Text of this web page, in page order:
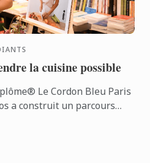
la cuisine possible
Le Cordon Bleu Paris
a construit un parcours